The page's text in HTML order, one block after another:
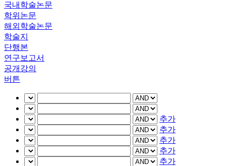
국내학술논문
학위논문
해외학술논문
학술지
단행본
연구보고서
공개강의
버튼
추가
추가
추가
추가
추가